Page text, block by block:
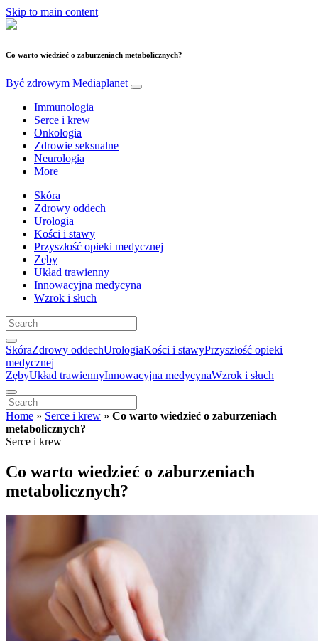
Skip to main content
Co warto wiedzieć o zaburzeniach metabolicznych?
Być zdrowym Mediaplanet
Immunologia
Serce i krew
Onkologia
Zdrowie seksualne
Neurologia
More
Skóra
Zdrowy oddech
Urologia
Kości i stawy
Przyszłość opieki medycznej
Zęby
Układ trawienny
Innowacyjna medycyna
Wzrok i słuch
SkóraZdrowy oddechUrologiaKości i stawyPrzyszłość opieki
medycznej
ZębyUkład trawiennyInnowacyjna medycynaWzrok i słuch
Home » Serce i krew » Co warto wiedzieć o zaburzeniach
metabolicznych?
Serce i krew
Co warto wiedzieć o zaburzeniach
metabolicznych?